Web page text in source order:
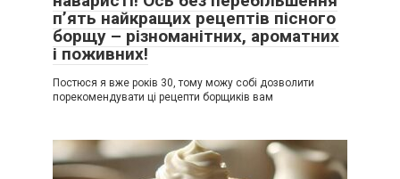
п’ять найкращих рецептів пісного
борщу – різноманітних, ароматних
і поживних!
Постюся я вже років 30, тому можу собі дозволити
порекомендувати ці рецепти борщиків вам